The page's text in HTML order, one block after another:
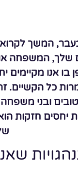
המשך לקרוא
שלך, המשפחה
בו אנו
כל הקשיים.
ובני
יחסים חזקות